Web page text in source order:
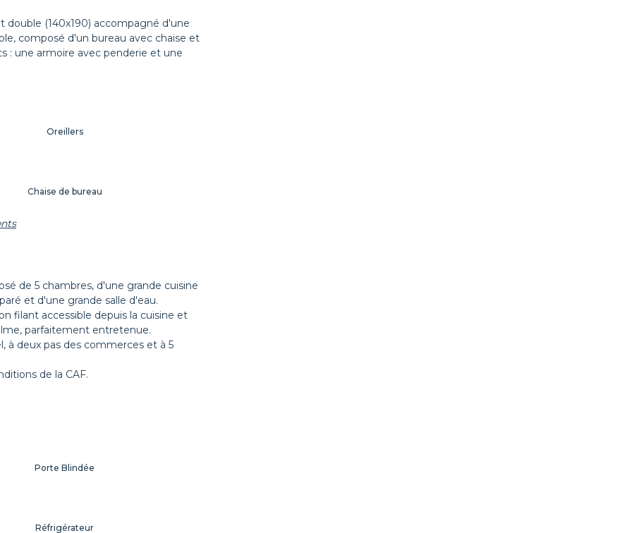
double (140x190) accompagné d'une
composé d'un bureau avec chaise et
: une armoire avec penderie et une
Oreillers
Table de chevet
Chaise de bureau
de 5 chambres, d'une grande cuisine
et d'une grande salle d'eau.
filant accessible depuis la cuisine et
parfaitement entretenue.
à deux pas des commerces et à 5
de la CAF.
Réfrigérateur
Porte Blindée